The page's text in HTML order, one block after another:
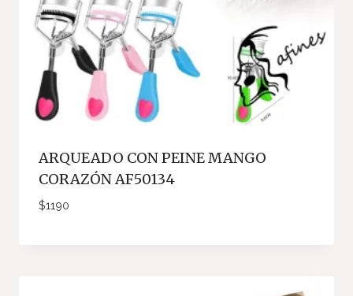
ARQUEADO CON PEINE MANGO
CORAZÓN AF50134
$1190